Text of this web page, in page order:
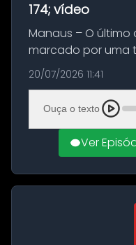
174; vídeo
Manaus – O
marcado por uma
resultou na morte
BR-174, na zona
com destino a um
20/07/2026 11:41
Ouça o texto
Ver